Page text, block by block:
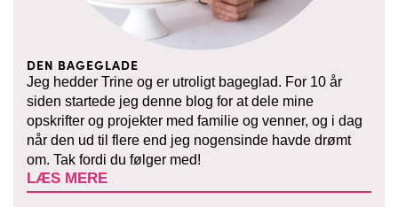
DEN BAGEGLADE
Jeg hedder Trine og er utroligt bageglad. For 10 år
siden startede jeg denne blog for at dele mine
opskrifter og projekter med familie og venner, og i dag
når den ud til flere end jeg nogensinde havde drømt
om. Tak fordi du følger med!
LÆS MERE